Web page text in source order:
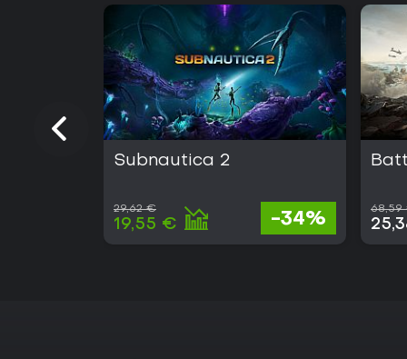
Subnautica 2
29,62 €
19,55 € -34%
68,59